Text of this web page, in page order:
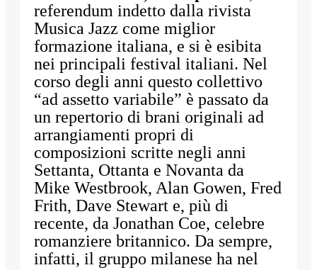
referendum indetto dalla rivista
Musica Jazz come miglior
formazione italiana, e si è esibita
nei principali festival italiani. Nel
corso degli anni questo collettivo
“ad assetto variabile” è passato da
un repertorio di brani originali ad
arrangiamenti propri di
composizioni scritte negli anni
Settanta, Ottanta e Novanta da
Mike Westbrook, Alan Gowen, Fred
Frith, Dave Stewart e, più di
recente, da Jonathan Coe, celebre
romanziere britannico. Da sempre,
infatti, il gruppo milanese ha nel